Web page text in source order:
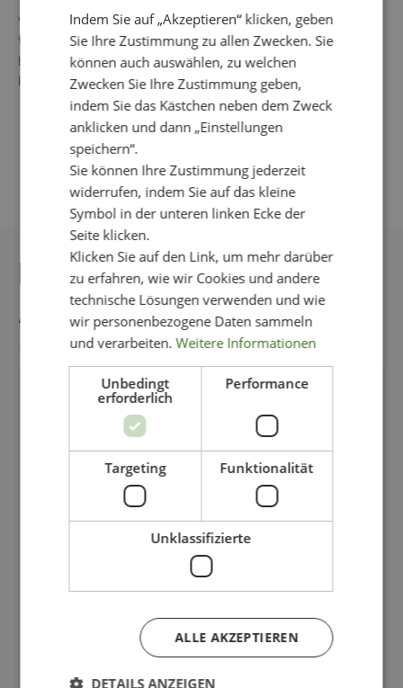
Waschanleitung: 30° Feinwäsche, nicht im
Wäschetrockner trocken, nicht einweichen, keine
Bleichmittel verwenden, glatte Bereiche bei schwacher
Hitze bügeln, nicht chemisch reinigen lassen.
DAS KÖNNTE IHNEN
AUCH GEFALLEN
Indem Sie auf „Akzeptieren“ klicken, geben
Sie Ihre Zustimmung zu allen Zwecken. Sie
können auch auswählen, zu welchen
Zwecken Sie Ihre Zustimmung geben,
indem Sie das Kästchen neben dem Zweck
anklicken und dann „Einstellungen
speichern“.
Sie können Ihre Zustimmung jederzeit
widerrufen, indem Sie auf das kleine
Symbol in der unteren linken Ecke der
Seite klicken.
Klicken Sie auf den Link, um mehr darüber
zu erfahren, wie wir Cookies und andere
technische Lösungen verwenden und wie
wir personenbezogene Daten sammeln
und verarbeiten.Weitere Informationen
Unbedingt
erforderlich
Performance
Targeting Funktionalität
Unklassifizierte
ALLE AKZEPTIEREN
DETAILS ANZEIGEN